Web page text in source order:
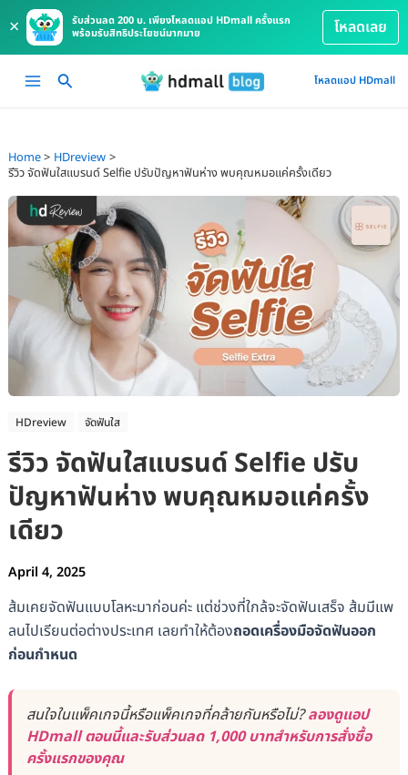
×
รับส่วนลด 200 บ. เพียงโหลดแอป HDmall ครั้งแรก
พร้อมรับสิทธิประโยชน์มากมาย
โหลดเลย
Main
โหลดแอป HDmall
Home
HDreview
รีวิว จัดฟันใสแบรนด์ Selfie ปรับปัญหาฟันห่าง พบคุณหมอแค่ครั้งเดียว
HDreview จัดฟันใส
รีวิว จัดฟันใสแบรนด์ Selfie ปรับ
ปัญหาฟันห่าง พบคุณหมอแค่ครั้ง
เดียว
April 4, 2025
ส้มเคยจัดฟันแบบโลหะมาก่อนค่ะ แต่ช่วงที่ใกล้จะจัดฟันเสร็จ ส้มมีแพ
ลนไปเรียนต่อต่างประเทศ เลยทำให้ต้องถอดเครื่องมือจัดฟันออก
ก่อนกำหนด
สนใจในแพ็คเกจนี้หรือแพ็คเกจที่คล้ายกันหรือไม่?ลองดูแอป
HDmall ตอนนี้และรับส่วนลด 1,000 บาทสำหรับการสั่งซื้อ
ครั้งแรกของคุณ